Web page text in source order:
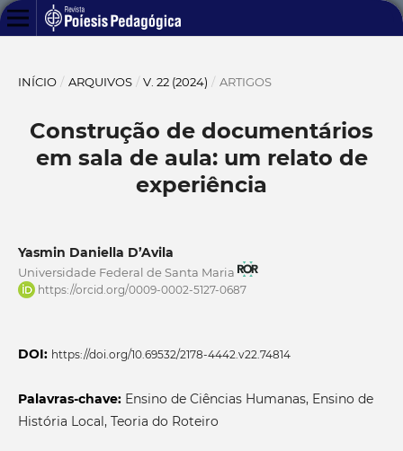
INÍCIO / ARQUIVOS / V. 22 (2024) / ARTIGOS
Construção de documentários
em sala de aula: um relato de
experiência
Yasmin Daniella D’Avila
Universidade Federal de Santa Maria
https://orcid.org/0009-0002-5127-0687
DOI: https://doi.org/10.69532/2178-4442.v22.74814
Palavras-chave: Ensino de Ciências Humanas, Ensino de
História Local, Teoria do Roteiro